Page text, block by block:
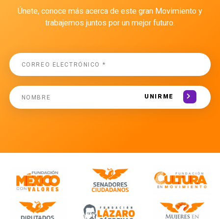
Únete, conoce más acerca de este gran Movimiento y
trabajemos juntos por un mejor futuro.
UNIRME